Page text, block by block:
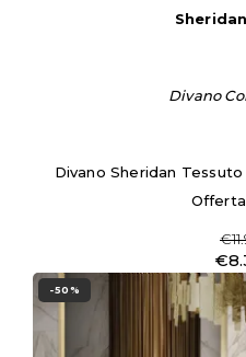
Divano
Divano Sheridan
-50%